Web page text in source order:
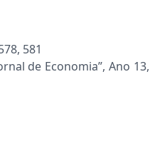
581
de Economia”, Ano 13,